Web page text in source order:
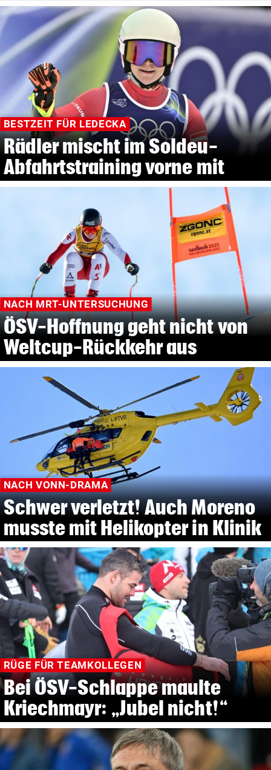
BESTZEIT FÜR LEDECKA
Rädler mischt im Soldeu-
Abfahrtstraining vorne mit
NACH MRT-UNTERSUCHUNG
ÖSV-Hoffnung geht nicht von
Weltcup-Rückkehr aus
NACH VONN-DRAMA
Schwer verletzt! Auch Moreno
musste mit Helikopter in Klinik
RÜGE FÜR TEAMKOLLEGEN
Bei ÖSV-Schlappe maulte
Kriechmayr: „Jubel nicht!“